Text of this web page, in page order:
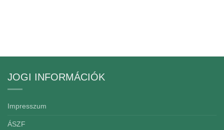
JOGI INFORMÁCIÓK
Impresszum
ÁSZF